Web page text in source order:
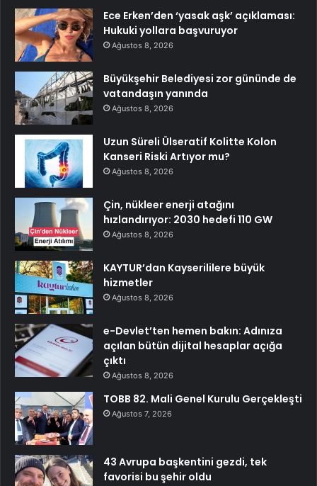
Ece Erken’den ‘yasak aşk’ açıklaması:
Hukuki yollara başvuruyor
Ağustos 8, 2026
Büyükşehir Belediyesi zor gününde de
vatandaşın yanında
Ağustos 8, 2026
Uzun Süreli Ülseratif Kolitte Kolon
Kanseri Riski Artıyor mu?
Ağustos 8, 2026
Çin, nükleer enerji atağını
hızlandırıyor: 2030 hedefi 110 GW
Ağustos 8, 2026
KAYTUR’dan Kayserililere büyük
hizmetler
Ağustos 8, 2026
e-Devlet’ten hemen bakın: Adınıza
açılan bütün dijital hesaplar açığa
çıktı
Ağustos 8, 2026
TOBB 82. Mali Genel Kurulu Gerçekleşti
Ağustos 7, 2026
43 Avrupa başkentini gezdi, tek
favorisi bu şehir oldu